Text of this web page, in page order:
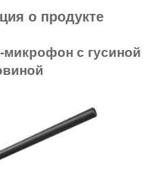
о продукте
с гусиной